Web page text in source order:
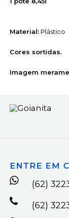
Material: Plástico
Cores sortidas.
Imagem
ENTRE EM
(62)
(62)